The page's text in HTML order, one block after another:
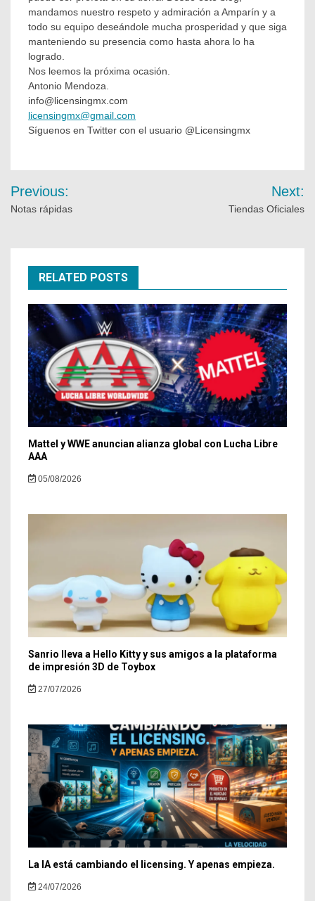
mandamos nuestro respeto y admiración a Amparín y a
todo su equipo deseándole mucha prosperidad y que siga
manteniendo su presencia como hasta ahora lo ha
logrado.
Nos leemos la próxima ocasión.
Antonio Mendoza.
info@licensingmx.com
licensingmx@gmail.com
Síguenos en Twitter con el usuario @Licensingmx
Previous:
Notas rápidas
Next:
Tiendas Oficiales
RELATED POSTS
Mattel y WWE anuncian alianza global con Lucha Libre
AAA
05/08/2026
Sanrio lleva a Hello Kitty y sus amigos a la plataforma
de impresión 3D de Toybox
27/07/2026
La IA está cambiando el licensing. Y apenas empieza.
24/07/2026